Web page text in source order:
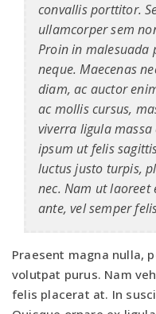
convallis porttitor.
ullamcorper sem
Proin in malesuada
neque. Maecenas
diam, ac auctor
ac mollis cursus,
viverra ligula massa
ipsum ut felis
luctus justo turpis,
nec. Nam ut laoreet
ante, vel semper
Praesent magna nulla,
volutpat purus. Nam
felis placerat at. In